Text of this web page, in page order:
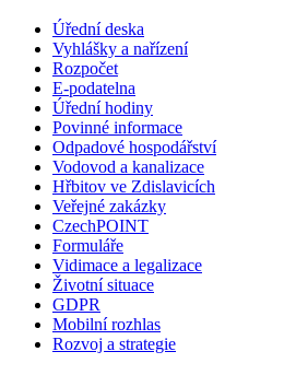
Úřední deska
Vyhlášky a nařízení
Rozpočet
E-podatelna
Úřední hodiny
Povinné informace
Odpadové hospodářství
Vodovod a kanalizace
Hřbitov ve Zdislavicích
Veřejné zakázky
CzechPOINT
Formuláře
Vidimace a legalizace
Životní situace
GDPR
Mobilní rozhlas
Rozvoj a strategie